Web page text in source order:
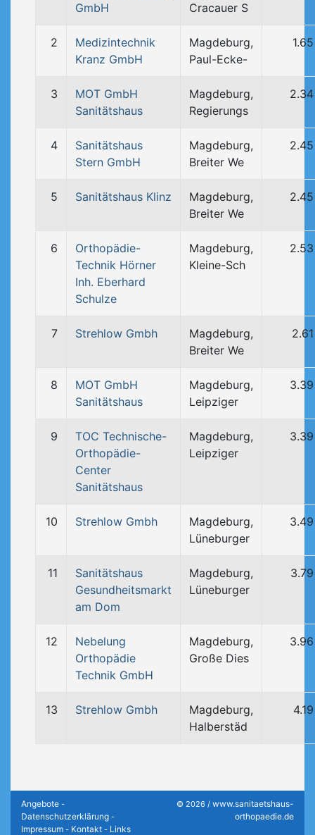
GmbH
Cracauer S
2
Medizintechnik
Kranz GmbH
Magdeburg,
Paul-Ecke-
3
MOT GmbH
Sanitätshaus
Magdeburg,
Regierungs
4
Sanitätshaus
Stern GmbH
Magdeburg,
Breiter We
5 Sanitätshaus Klinz
Magdeburg,
Breiter We
6
Orthopädie-
Technik Hörner
Inh. Eberhard
Schulze
Magdeburg,
Kleine-Sch
7 Strehlow Gmbh
Magdeburg,
Breiter We
8
MOT GmbH
Sanitätshaus
Magdeburg,
Leipziger
9
TOC Technische-
Orthopädie-
Center
Sanitätshaus
Magdeburg,
Leipziger
10 Strehlow Gmbh
Magdeburg,
Lüneburger
11
Sanitätshaus
Gesundheitsmarkt
am Dom
Magdeburg,
Lüneburger
12
Nebelung
Orthopädie
Technik GmbH
Magdeburg,
Große Dies
13 Strehlow Gmbh
Magdeburg,
Halberstäd
Angebote -
Datenschutzerklärung -
Impressum - Kontakt - Links
© 2026 / www.sanitaetshaus-
orthopaedie.de